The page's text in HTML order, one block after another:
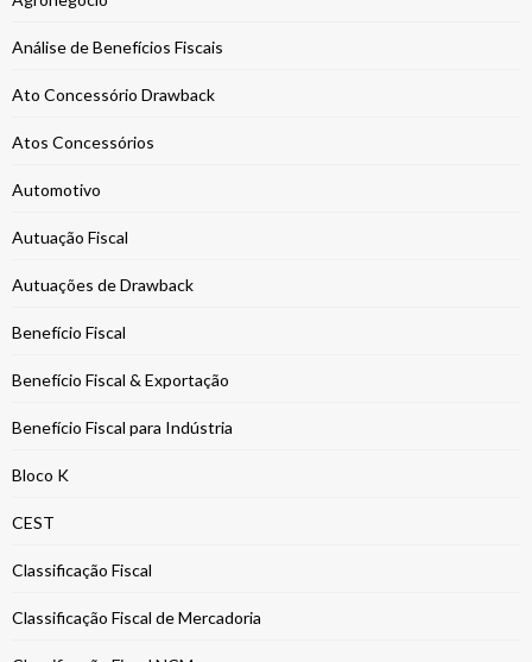
Análise de Benefícios Fiscais
Ato Concessório Drawback
Atos Concessórios
Automotivo
Autuação Fiscal
Autuações de Drawback
Benefício Fiscal
Benefício Fiscal & Exportação
Benefício Fiscal para Indústria
Bloco K
CEST
Classificação Fiscal
Classificação Fiscal de Mercadoria